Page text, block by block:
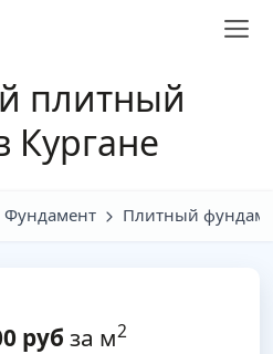
плитный
Кургане
Фундамент Плитный
руб за м2